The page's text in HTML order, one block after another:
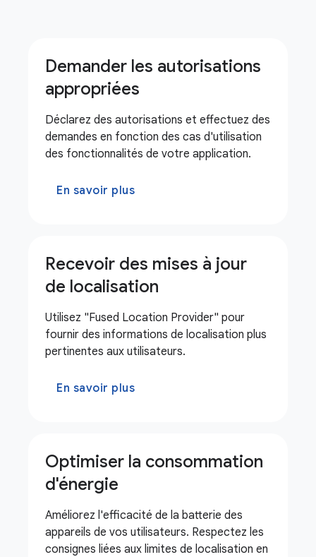
Demander les autorisations
appropriées
Déclarez des autorisations et effectuez des
demandes en fonction des cas d'utilisation
des fonctionnalités de votre application.
En savoir plus
Recevoir des mises à jour
de localisation
Utilisez "Fused Location Provider" pour
fournir des informations de localisation plus
pertinentes aux utilisateurs.
En savoir plus
Optimiser la consommation
d'énergie
Améliorez l'efficacité de la batterie des
appareils de vos utilisateurs. Respectez les
consignes liées aux limites de localisation en